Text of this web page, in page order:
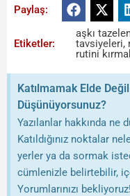
Paylaş:
Etiketler:
aşkı
tavsiyeleri,
rutini
Katılmamak Elde
Düşünüyorsunuz?
Yazılanlar hakkında ne
Katıldığınız noktalar
yerler ya da sormak
cümlenizle belirtebilir,
Yorumlarınızı bekliyoruz!